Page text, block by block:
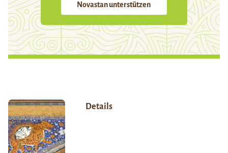
Novastan unterstützen
Details